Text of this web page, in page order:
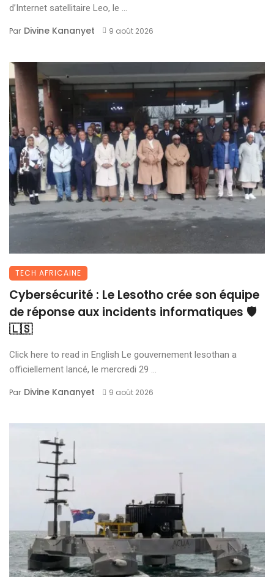
d’Internet satellitaire Leo, le ...
Par Divine Kananyet 9 août 2026
TECH AFRICAINE
Cybersécurité : Le Lesotho crée son équipe
de réponse aux incidents informatiques 🛡️
🇱🇸
Click here to read in English Le gouvernement lesothan a
officiellement lancé, le mercredi 29 ...
Par Divine Kananyet 9 août 2026